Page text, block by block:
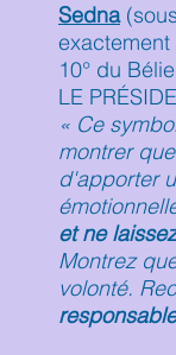
Sedna
10° du
LE
« Ce
montrer
d'apporter
et ne
Montrez
volonté.